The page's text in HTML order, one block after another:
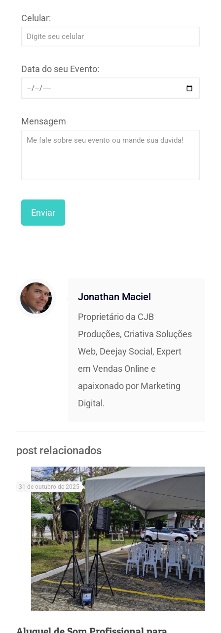
Celular:
Data do seu Evento:
Mensagem
Jonathan Maciel
Proprietário da CJB
Produções, Criativa Soluções
Web, Deejay Social, Expert
em Vendas Online e
apaixonado por Marketing
Digital.
post relacionados
31 de outubro de 2025